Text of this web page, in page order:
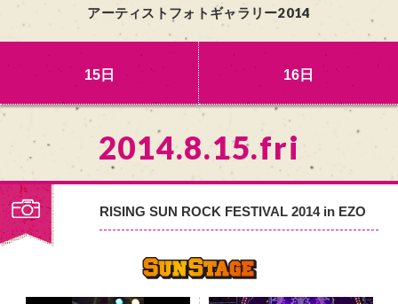
アーティストフォトギャラリー2014
15日 16日
2014.8.15.fri
RISING SUN ROCK FESTIVAL 2014 in EZO